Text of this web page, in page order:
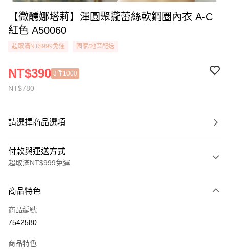
【微醺娜塔莉】渾圓聚攏蕾絲軟鋼圈內衣 A-C
紅色 A50060
超取滿NT$999免運 國家/地區配送
NT$780
NT$390 3件1000
請選擇商品選項
付款與運送方式
超取滿NT$999免運
信用卡一次付款
超商取貨付款
商品特色
商品編號
7542580
商品特色